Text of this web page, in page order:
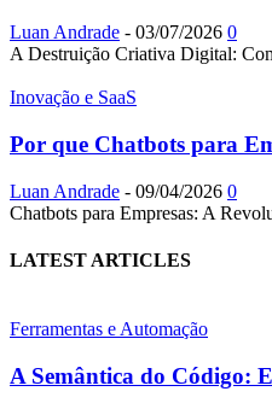
Luan Andrade - 03/07/2026 0
A Destruição Criativa Digital:
Inovação e SaaS
Por que Chatbots para
Luan Andrade - 09/04/2026 0
Chatbots para Empresas: A
LATEST ARTICLES
Ferramentas e Automação
A Semântica do Código: